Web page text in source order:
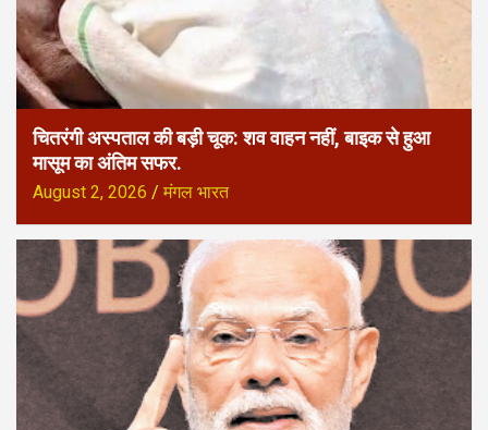
चितरंगी अस्पताल की बड़ी चूक: शव वाहन नहीं, बाइक से हुआ
मासूम का अंतिम सफर.
August 2, 2026 मंगल भारत